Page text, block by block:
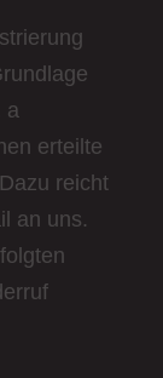
a
erteilte
reicht
an uns.